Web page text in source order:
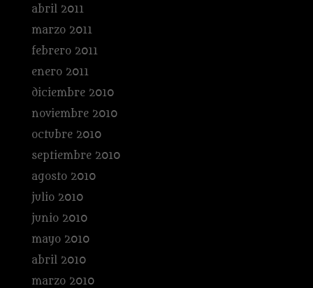
abril 2011
marzo 2011
febrero 2011
enero 2011
diciembre 2010
noviembre 2010
octubre 2010
septiembre 2010
agosto 2010
julio 2010
junio 2010
mayo 2010
abril 2010
marzo 2010